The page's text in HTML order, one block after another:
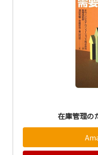
在庫管理の